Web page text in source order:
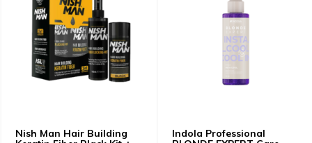
Nish Man Hair Building
Indola Professional